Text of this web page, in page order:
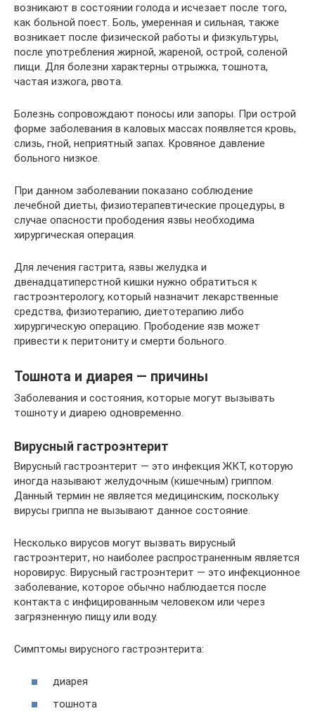
возникают в состоянии голода и исчезает после того,
как больной поест. Боль, умеренная и сильная, также
возникает после физической работы и физкультуры,
после употребления жирной, жареной, острой, соленой
пищи. Для болезни характерны отрыжка, тошнота,
частая изжога, рвота.
Болезнь сопровождают поносы или запоры. При острой
форме заболевания в каловых массах появляется кровь,
слизь, гной, неприятный запах. Кровяное давление
больного низкое.
При данном заболевании показано соблюдение
лечебной диеты, физиотерапевтические процедуры, в
случае опасности прободения язвы необходима
хирургическая операция.
Для лечения гастрита, язвы желудка и
двенадцатиперстной кишки нужно обратиться к
гастроэнтерологу, который назначит лекарственные
средства, физиотерапию, диетотерапию либо
хирургическую операцию. Прободение язв может
привести к перитониту и смерти больного.
Тошнота и диарея — причины
Заболевания и состояния, которые могут вызывать
тошноту и диарею одновременно.
Вирусный гастроэнтерит
Вирусный гастроэнтерит — это инфекция ЖКТ, которую
иногда называют желудочным (кишечным) гриппом.
Данный термин не является медицинским, поскольку
вирусы гриппа не вызывают данное состояние.
Несколько вирусов могут вызвать вирусный
гастроэнтерит, но наиболее распространенным является
норовирус. Вирусный гастроэнтерит — это инфекционное
заболевание, которое обычно наблюдается после
контакта с инфицированным человеком или через
загрязненную пищу или воду.
Симптомы вирусного гастроэнтерита:
диарея
тошнота